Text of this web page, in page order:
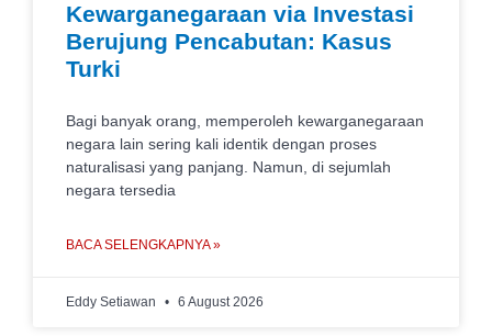
Kewarganegaraan via Investasi
Berujung Pencabutan: Kasus
Turki
Bagi banyak orang, memperoleh kewarganegaraan
negara lain sering kali identik dengan proses
naturalisasi yang panjang. Namun, di sejumlah
negara tersedia
BACA SELENGKAPNYA »
Eddy Setiawan 6 August 2026